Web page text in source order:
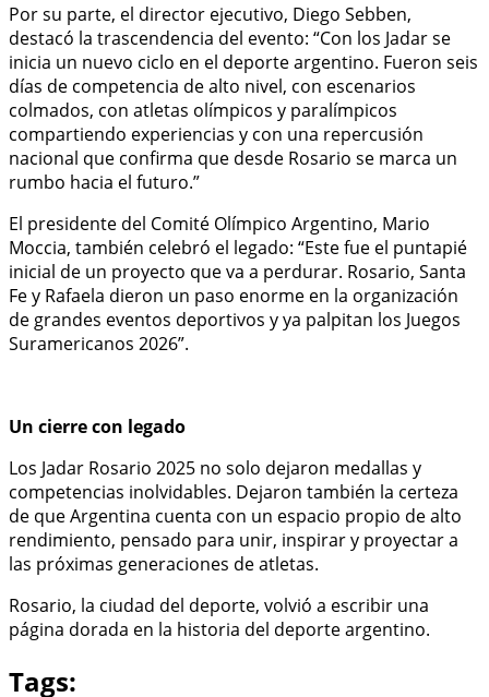
Por su parte, el director ejecutivo, Diego Sebben,
destacó la trascendencia del evento: “Con los Jadar se
inicia un nuevo ciclo en el deporte argentino. Fueron seis
días de competencia de alto nivel, con escenarios
colmados, con atletas olímpicos y paralímpicos
compartiendo experiencias y con una repercusión
nacional que confirma que desde Rosario se marca un
rumbo hacia el futuro.”
El presidente del Comité Olímpico Argentino, Mario
Moccia, también celebró el legado: “Este fue el puntapié
inicial de un proyecto que va a perdurar. Rosario, Santa
Fe y Rafaela dieron un paso enorme en la organización
de grandes eventos deportivos y ya palpitan los Juegos
Suramericanos 2026”.
Un cierre con legado
Los Jadar Rosario 2025 no solo dejaron medallas y
competencias inolvidables. Dejaron también la certeza
de que Argentina cuenta con un espacio propio de alto
rendimiento, pensado para unir, inspirar y proyectar a
las próximas generaciones de atletas.
Rosario, la ciudad del deporte, volvió a escribir una
página dorada en la historia del deporte argentino.
Tags: